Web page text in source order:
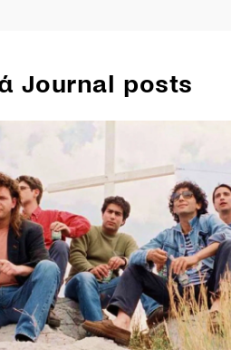
Journal posts